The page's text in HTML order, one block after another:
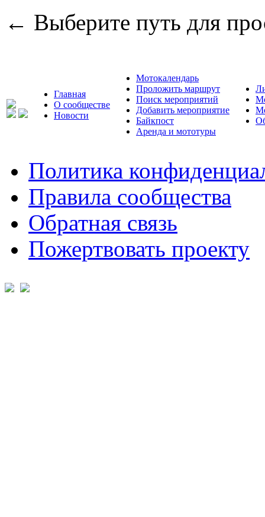
← Выберите путь для
Главная
О сообществе
Новости
Мотокалендарь
Проложить маршрут
Поиск мероприятий
Добавить мероприятие
Байкпост
Аренда и мототуры
Политика
Правила сообщества
Обратная связь
Пожертвовать проекту